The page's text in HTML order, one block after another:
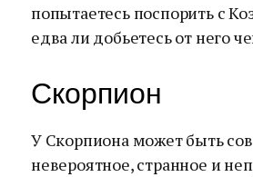
попытаетесь поспорить с
едва ли добьетесь от него
Скорпион
У Скорпиона может быть
невероятное, странное и